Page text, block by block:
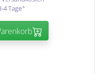
4 Tage*